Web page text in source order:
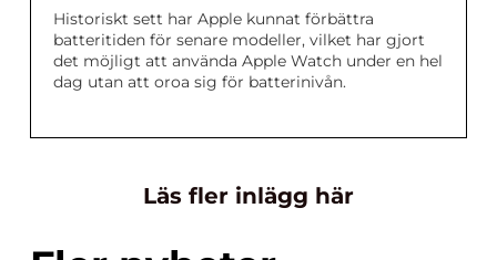
Historiskt sett har Apple kunnat förbättra
batteritiden för senare modeller, vilket har gjort
det möjligt att använda Apple Watch under en hel
dag utan att oroa sig för batterinivån.
Läs fler inlägg här